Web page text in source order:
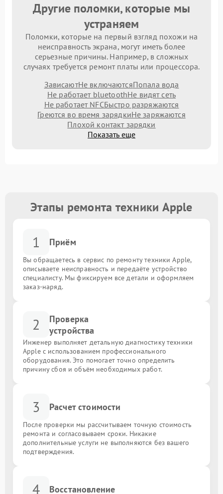
Другие поломки, которые мы
устраняем
Поломки, которые на первый взгляд похожи на
неисправность экрана, могут иметь более
серьезные причины. Например, в сложных
случаях требуется ремонт платы или процессора.
ЗависаютНе включаютсяПопала вода
Не работает bluetoothНе видят сеть
Не работает NFCБыстро разряжаются
Греются во время зарядкиНе заряжаются
Плохой контакт зарядки
Показать еще
Этапы ремонта техники Apple
1 Приём
Вы обращаетесь в сервис по ремонту техники Apple,
описываете неисправность и передаёте устройство
специалисту. Мы фиксируем все детали и оформляем
заказ-наряд.
2
Проверка
устройства
Инженер выполняет детальную диагностику техники
Apple с использованием профессионального
оборудования. Это помогает точно определить
причину сбоя и объём необходимых работ.
3 Расчет стоимости
После проверки мы рассчитываем точную стоимость
ремонта и согласовываем сроки. Никакие
дополнительные услуги не выполняются без вашего
подтверждения.
4 Восстановление